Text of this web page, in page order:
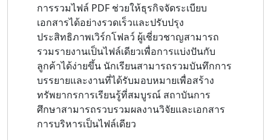
การรวมไฟล์ PDF ช่วยให้ธุรกิจจัดระเบียบ
เอกสารได้อย่างรวดเร็วและปรับปรุง
ประสิทธิภาพเวิร์กโฟลว์ ผู้เชี่ยวชาญสามารถ
รวมรายงานเป็นไฟล์เดียวเพื่อการแบ่งปันกับ
ลูกค้าได้ง่ายขึ้น นักเรียนสามารถรวมบันทึกการ
บรรยายและงานที่ได้รับมอบหมายเพื่อสร้าง
ทรัพยากรการเรียนรู้ที่สมบูรณ์ สถาบันการ
ศึกษาสามารถรวบรวมผลงานวิจัยและเอกสาร
การบริหารเป็นไฟล์เดียว